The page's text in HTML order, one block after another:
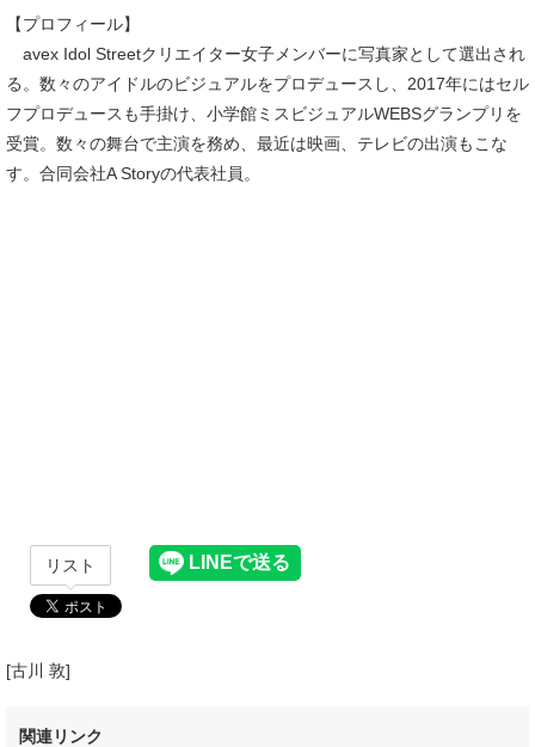
【プロフィール】
avex Idol Streetクリエイター女子メンバーに写真家として選出され
る。数々のアイドルのビジュアルをプロデュースし、2017年にはセル
フプロデュースも手掛け、小学館ミスビジュアルWEBSグランプリを
受賞。数々の舞台で主演を務め、最近は映画、テレビの出演もこな
す。合同会社A Storyの代表社員。
リスト
[古川 敦]
関連リンク